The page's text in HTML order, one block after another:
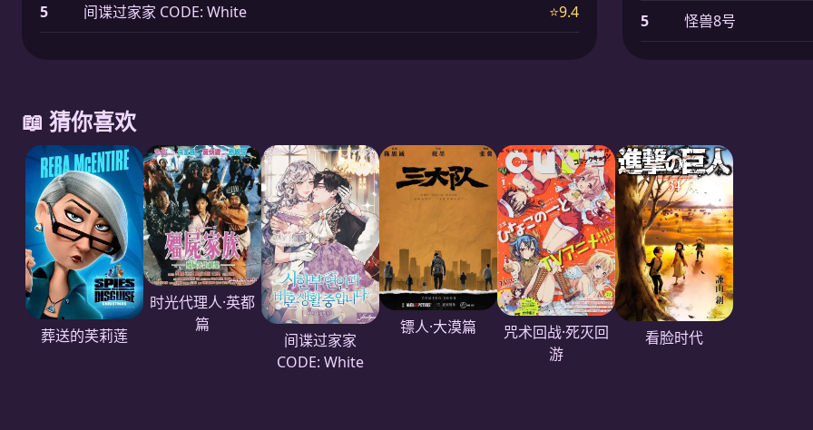
5 间谍过家家 CODE: White ⭐9.4 5 怪兽8号
📖 猜你喜欢
葬送的芙莉莲
时光代理人·英都
篇
间谍过家家
CODE: White
镖人·大漠篇
咒术回战·死灭回
游
看脸时代